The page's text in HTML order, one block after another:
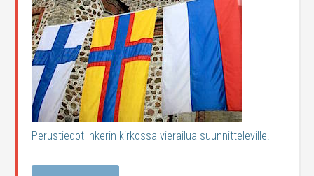
Perustiedot Inkerin kirkossa vierailua suunnitteleville.